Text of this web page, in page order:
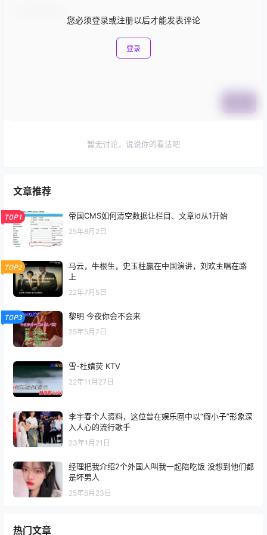
您必须登录或注册以后才能发表评论
登录
暂无讨论，说说你的看法吧
文章推荐
TOP1 帝国CMS如何清空数据让栏目、文章id从1开始
25年8月2日
TOP2
马云，牛根生，史玉柱赢在中国演讲，刘欢主唱在路
上
22年7月5日
TOP3 黎明 今夜你会不会来
25年5月7日
雪-杜婧荧 KTV
22年11月27日
李宇春个人资料，这位曾在娱乐圈中以“假小子”形象深
入人心的流行歌手
23年1月21日
经理把我介绍2个外国人叫我一起陪吃饭 没想到他们都
是坏男人
25年6月23日
热门文章